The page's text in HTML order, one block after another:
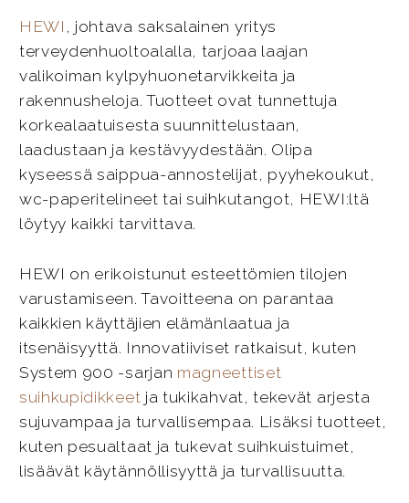
HEWI , johtava saksalainen yritys
terveydenhuoltoalalla, tarjoaa laajan
valikoiman kylpyhuonetarvikkeita ja
rakennusheloja. Tuotteet ovat tunnettuja
korkealaatuisesta suunnittelustaan,
laadustaan ja kestävyydestään. Olipa
kyseessä saippua-annostelijat, pyyhekoukut,
wc-paperitelineet tai suihkutangot, HEWI:ltä
löytyy kaikki tarvittava.
HEWI on erikoistunut esteettömien tilojen
varustamiseen. Tavoitteena on parantaa
kaikkien käyttäjien elämänlaatua ja
itsenäisyyttä. Innovatiiviset ratkaisut, kuten
System 900 -sarjan magneettiset
suihkupidikkeet ja tukikahvat, tekevät arjesta
sujuvampaa ja turvallisempaa. Lisäksi tuotteet,
kuten pesualtaat ja tukevat suihkuistuimet,
lisäävät käytännöllisyyttä ja turvallisuutta.